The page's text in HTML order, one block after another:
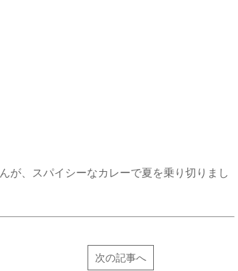
が、スパイシーなカレーで夏を乗り切りまし
次の記事へ